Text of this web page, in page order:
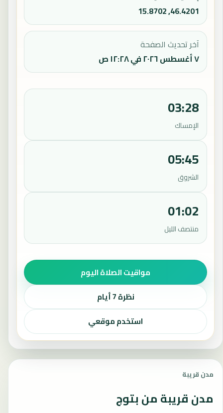
46.4201, 15.8702
آخر تحديث الصفحة
٧ أغسطس ٢٠٢٦ في ١٢:٢٨ ص
03:28
الإمساك
05:45
الشروق
01:02
منتصف الليل
مواقيت الصلاة اليوم
نظرة 7 أيام
استخدم موقعي
مدن قريبة
مدن قريبة من بتوج